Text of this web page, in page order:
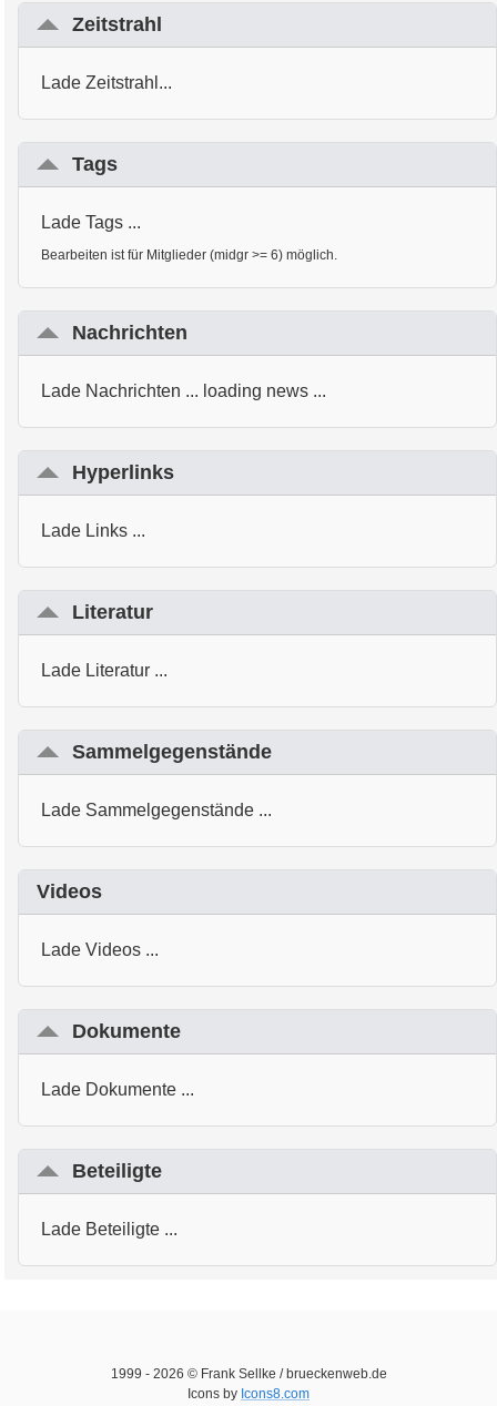
Zeitstrahl
Lade Zeitstrahl...
Tags
Lade Tags ...
Bearbeiten ist für Mitglieder (midgr >= 6) möglich.
Nachrichten
Lade Nachrichten ... loading news ...
Hyperlinks
Lade Links ...
Literatur
Lade Literatur ...
Sammelgegenstände
Lade Sammelgegenstände ...
Videos
Lade Videos ...
Dokumente
Lade Dokumente ...
Beteiligte
Lade Beteiligte ...
1999 - 2026 © Frank Sellke / brueckenweb.de
Icons by Icons8.com